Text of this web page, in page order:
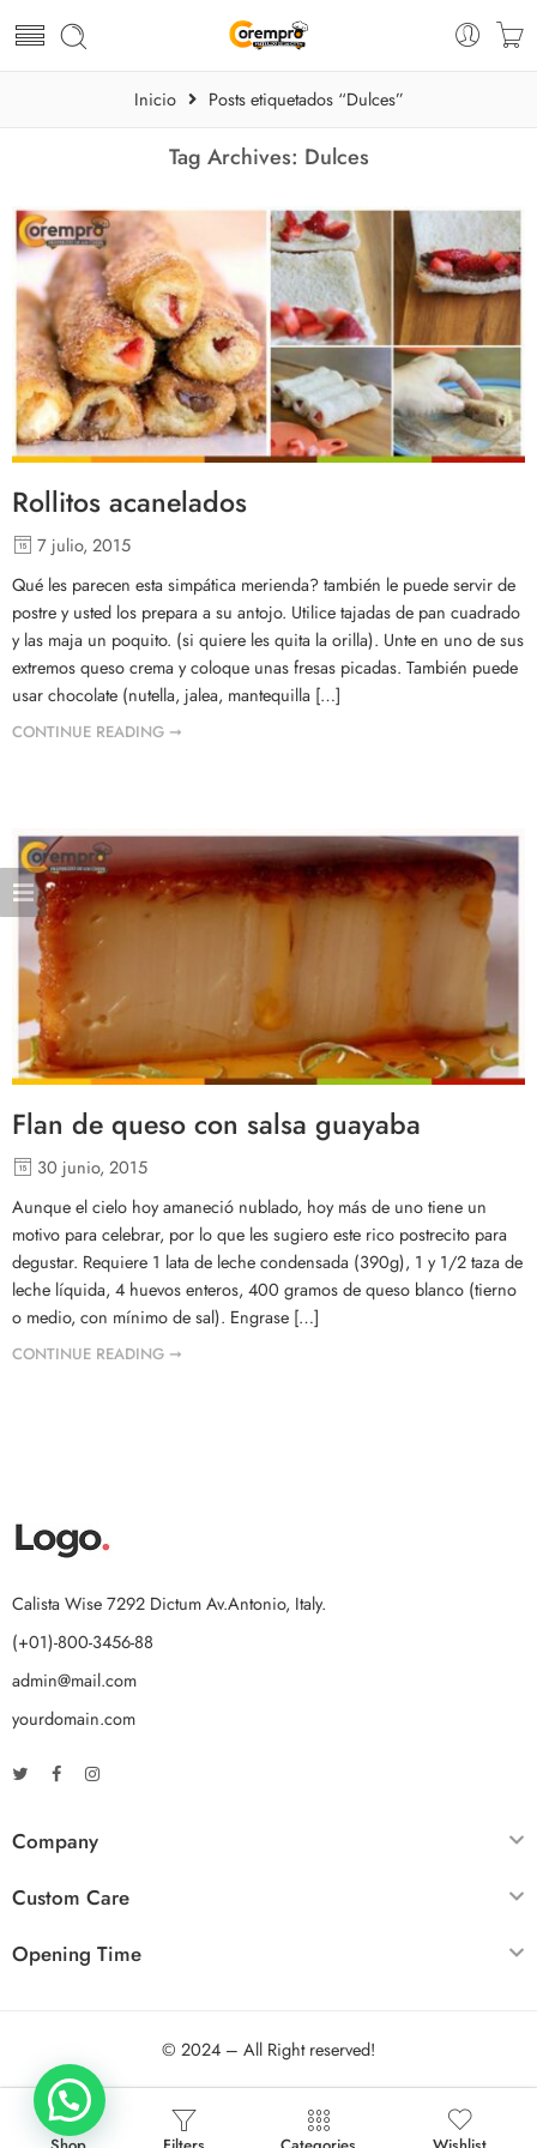
Inicio Posts etiquetados “Dulces”
Tag Archives: Dulces
Rollitos acanelados
7 julio, 2015
Qué les parecen esta simpática merienda? también le puede servir de
postre y usted los prepara a su antojo. Utilice tajadas de pan cuadrado
y las maja un poquito. (si quiere les quita la orilla). Unte en uno de sus
extremos queso crema y coloque unas fresas picadas. También puede
usar chocolate (nutella, jalea, mantequilla […]
CONTINUE READING ➞
Flan de queso con salsa guayaba
30 junio, 2015
Aunque el cielo hoy amaneció nublado, hoy más de uno tiene un
motivo para celebrar, por lo que les sugiero este rico postrecito para
degustar. Requiere 1 lata de leche condensada (390g), 1 y 1/2 taza de
leche líquida, 4 huevos enteros, 400 gramos de queso blanco (tierno
o medio, con mínimo de sal). Engrase […]
CONTINUE READING ➞
Calista Wise 7292 Dictum Av.Antonio, Italy.
(+01)-800-3456-88
admin@mail.com
yourdomain.com
Company
Custom Care
Opening Time
© 2024 – All Right reserved!